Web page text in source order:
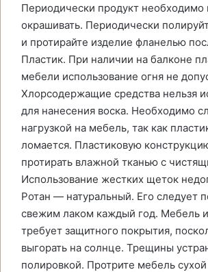
Периодически продукт необходимо
окрашивать. Периодически
и протирайте изделие фланелью
Пластик. При наличии на балконе
мебели использование огня не
Хлорсодержащие средства нельзя
для нанесения воска. Необходимо
нагрузкой на мебель, так как
ломается. Пластиковую
протирать влажной тканью с
Использование жестких щеток
Ротан — натуральный. Его следует
свежим лаком каждый год. Мебель
требует защитного покрытия,
выгорать на солнце. Трещины
полировкой. Протрите мебель